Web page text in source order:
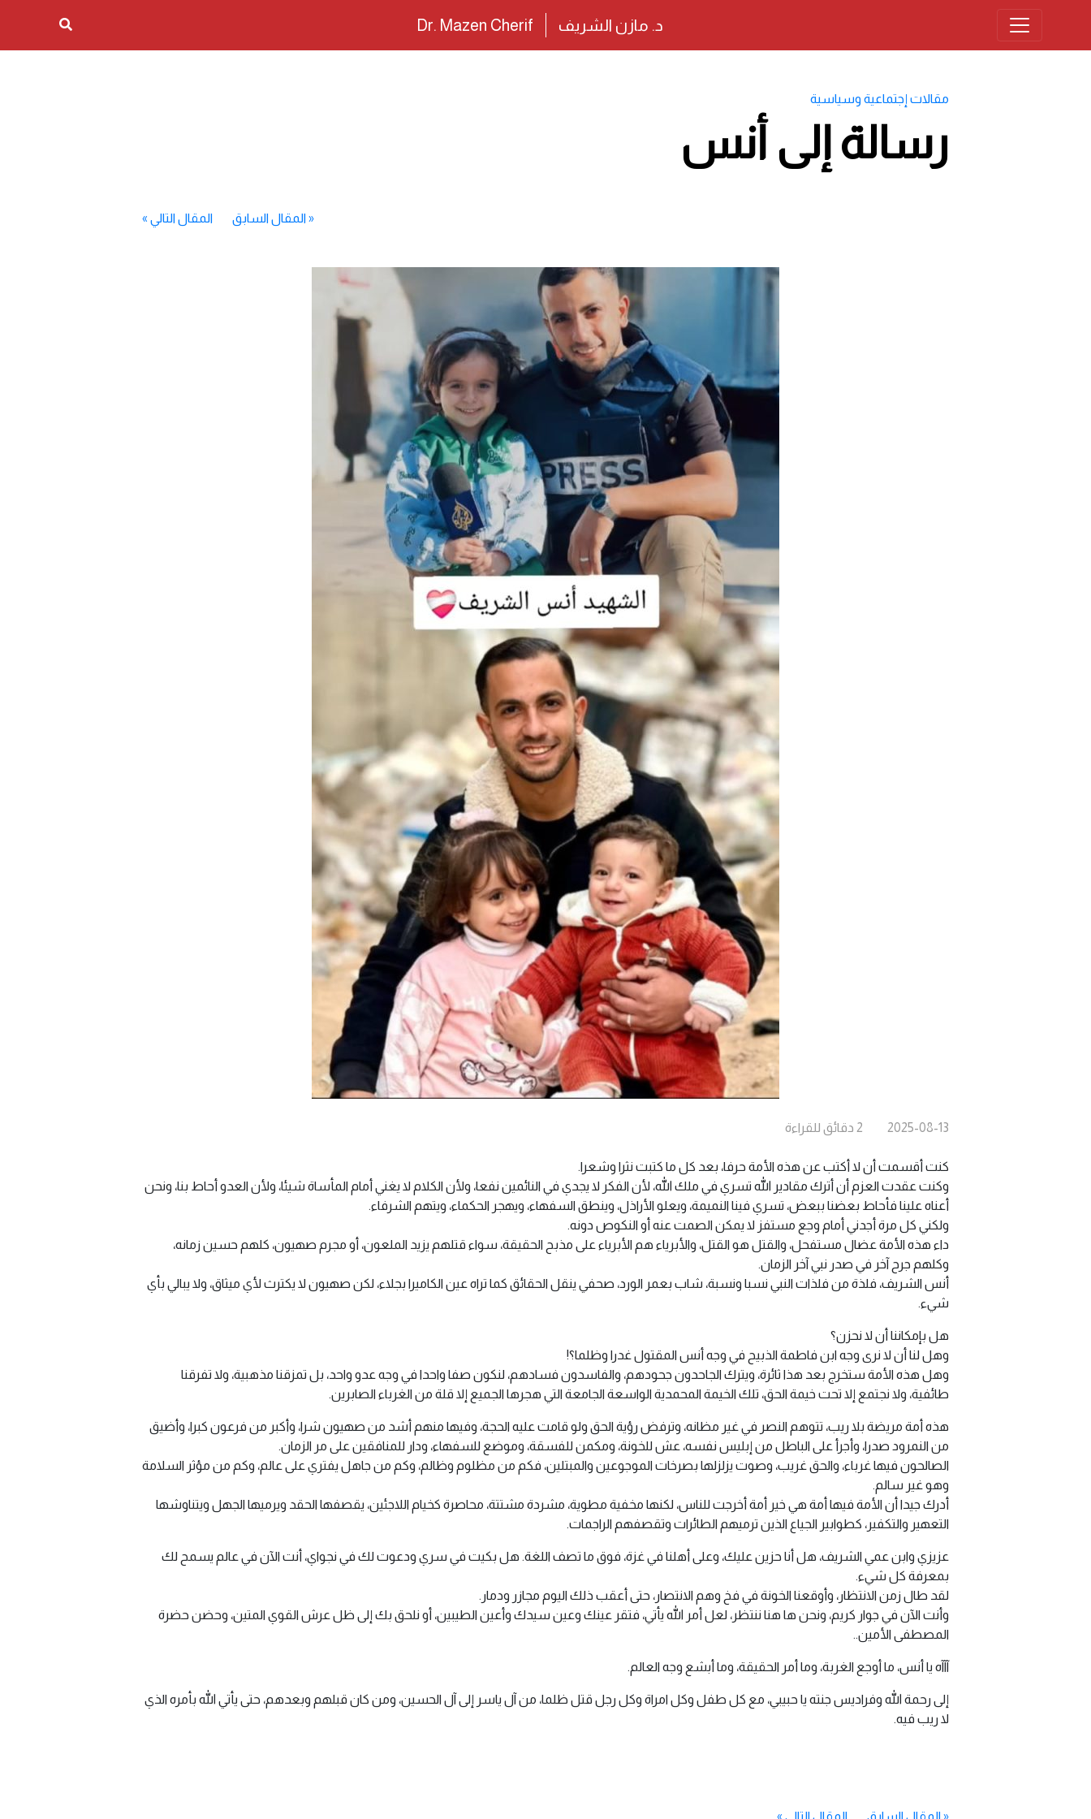
د. مازن الشريف Dr. Mazen Cherif
مقالات إجتماعية وسياسية
رسالة إلى أنس
«المقال السابق المقال التالي »
2025-08-13
2 دقائق للقراءة
كنت أقسمت أن لا أكتب عن هذه الأمة حرفا، بعد كل ما كتبت نثرا وشعرا.
وكنت عقدت العزم أن أترك مقادير الله تسري في ملك الله، لأن الفكر لا يجدي في النائمين نفعا، ولأن الكلام لا يغني أمام المأساة شيئا، ولأن العدو أحاط بنا، ونحن
أعناه علينا فأحاط بعضنا ببعض، تسري فينا النميمة، ويعلو الأراذل، وينطق السفهاء، ويهجر الحكماء، ويتهم الشرفاء.
ولكني كل مرة أجدني أمام وجع مستفز لا يمكن الصمت عنه أو النكوص دونه.
داء هذه الأمة عضال مستفحل، والقتل هو القتل، والأبرياء هم الأبرياء على مذبح الحقيقة، سواء قتلهم يزيد الملعون، أو مجرم صهيون، كلهم حسين زمانه،
وكلهم جرح آخر في صدر نبي آخر الزمان.
أنس الشريف، فلذة من فلذات النبي نسبا ونسبة، شاب بعمر الورد، صحفي ينقل الحقائق كما تراه عين الكاميرا بجلاء، لكن صهيون لا يكترث لأي ميثاق، ولا يبالي بأي
شيء.
هل بإمكاننا أن لا نحزن؟
وهل لنا أن لا نرى وجه ابن فاطمة الذبيح في وجه أنس المقتول غدرا وظلما؟!
وهل هذه الأمة ستخرج بعد هذا ثائرة، ويترك الجاحدون جحودهم، والفاسدون فسادهم، لنكون صفا واحدا في وجه عدو واحد، بل تمزقنا مذهبية، ولا تفرقنا
طائفية، ولا نجتمع إلا تحت خيمة الحق، تلك الخيمة المحمدية الواسعة الجامعة التي هجرها الجميع إلا قلة من الغرباء الصابرين.
هذه أمة مريضة بلا ريب، تتوهم النصر في غير مظانه، وترفض رؤية الحق ولو قامت عليه الحجة، وفيها منهم أشد من صهيون شرا، وأكبر من فرعون كبرا، وأضيق
من النمرود صدرا، وأجرأ على الباطل من إبليس نفسه، عش للخونة، ومكمن للفسقة، وموضع للسفهاء، ودار للمنافقين على مر الزمان.
الصالحون فيها غرباء، والحق غريب، وصوت يزلزلها بصرخات الموجوعين والمبتلين، فكم من مظلوم وظالم، وكم من جاهل يفتري على عالم، وكم من مؤثر السلامة
وهو غير سالم.
أدرك جيدا أن الأمة فيها أمة هي خير أمة أخرجت للناس، لكنها مخفية مطوية، مشردة مشتتة، محاصرة كخيام اللاجئين، يقصفها الحقد ويرميها الجهل ويتناوشها
التعهير والتكفير، كطوابير الجياع الذين ترميهم الطائرات وتقصفهم الراجمات.
عزيزي وابن عمي الشريف، هل أنا حزين عليك، وعلى أهلنا في غزة، فوق ما تصف اللغة. هل بكيت في سري ودعوت لك في نجواي، أنت الآن في عالم يسمح لك
بمعرفة كل شيء.
لقد طال زمن الانتظار، وأوقعنا الخونة في فخ وهم الانتصار، حتى أعقب ذلك اليوم مجازر ودمار.
وأنت الآن في جوار كريم، ونحن ها هنا ننتظر، لعل أمر الله يأتي، فتقر عينك وعين سيدك وأعين الطيبين، أو نلحق بك إلى ظل عرش القوي المتين، وحضن حضرة
المصطفى الأمين..
آآآه يا أنس، ما أوجع الغربة، وما أمر الحقيقة، وما أبشع وجه العالم.
إلى رحمة الله وفراديس جنته يا حبيبي، مع كل طفل وكل امراة وكل رجل قتل ظلما، من آل ياسر إلى آل الحسين، ومن كان قبلهم وبعدهم، حتى يأتي الله بأمره الذي
لا ريب فيه.
«المقال السابق المقال التالي »